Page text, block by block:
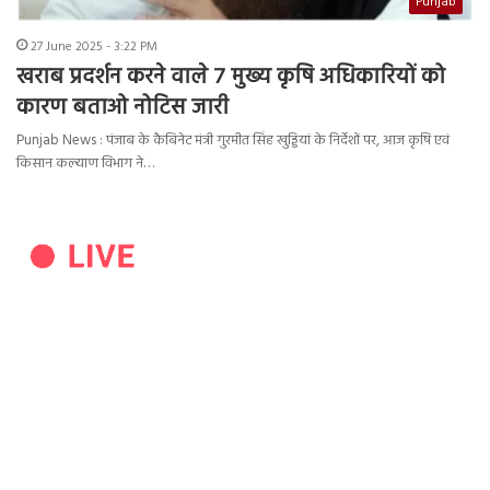
27 June 2025 - 3:22 PM
खराब प्रदर्शन करने वाले 7 मुख्य कृषि अधिकारियों को
कारण बताओ नोटिस जारी
Punjab News : पंजाब के कैबिनेट मंत्री गुरमीत सिंह खुड्डियां के निर्देशों पर, आज कृषि एवं
किसान कल्याण विभाग ने…